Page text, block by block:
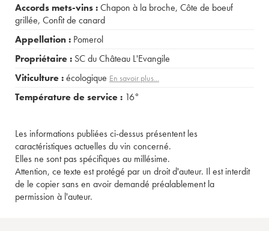
Accords mets-vins :Chapon à la broche, Côte de boeuf
grillée, Confit de canard
Appellation : Pomerol
Propriétaire : SC du Château L'Evangile
Viticulture :écologique En savoir plus...
Température de service : 16°
Les informations publiées ci-dessus présentent les
caractéristiques actuelles du vin concerné.
Elles ne sont pas spécifiques au millésime.
Attention, ce texte est protégé par un droit d'auteur. Il est interdit
de le copier sans en avoir demandé préalablement la
permission à l'auteur.